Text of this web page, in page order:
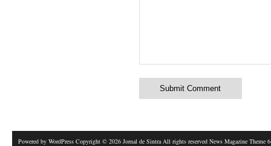
Powered by WordPress Copyright © 2026 Jornal de Sintra All rights reserved News Magazine Theme